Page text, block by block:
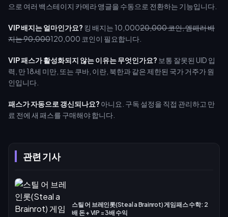
관련 기사
스틸 어 브레인롯(Steal a Brainrot) 게임패스 수학: 2
배 돈 + VIP = 3배 수익
으로 여러 백스테이지 카메라 앵글을 수동으로 전환하는 기능입니다.
VIP 배지는 얼마인가요? 킹 배지는 10,00020,000 코인, 엠페러 배
지는 90,000120,000 코인이 필요합니다.
VIP 패스가 활성화되지 않는 이유는 무엇인가요? 보통 잘못된 UID 입
력, 만 18세 미만, 또는 쿠바, 이란, 북한과 같은 제한된 국가 거주가 원
인입니다.
패스가 자동으로 갱신되나요? 아니요. 구독 설정을 직접 관리하고 만
료 전에 새 패스를 구매해야 합니다.